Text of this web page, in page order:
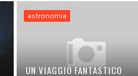
astronomia
UN VIAGGIO FANTASTICO